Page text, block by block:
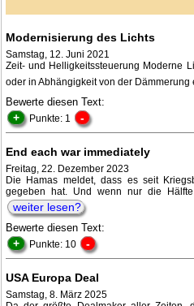
Modernisierung des Lichts
Samstag, 12. Juni 2021
Zeit- und Helligkeitssteuerung Moderne
oder in Abhängigkeit von der Dämmerung
Bewerte diesen Text:
+ Punkte: 1 -
End each war immediately
Freitag, 22. Dezember 2023
Die Hamas meldet, dass es seit
gegeben hat. Und wenn nur die
weiter lesen?
Bewerte diesen Text:
+ Punkte: 10 -
USA Europa Deal
Samstag, 8. März 2025